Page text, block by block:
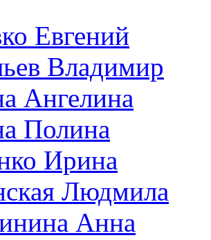
Евгений
Владимир
Ангелина
Полина
Ирина
Людмила
Анна